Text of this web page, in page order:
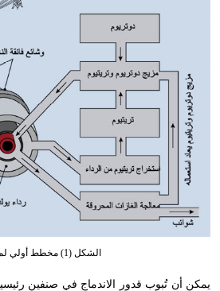
الشكل (1) مخطط أولي لمفاعل اندماج صناعي
يمكن أن تُبوب قدور الاندماج في صنفين